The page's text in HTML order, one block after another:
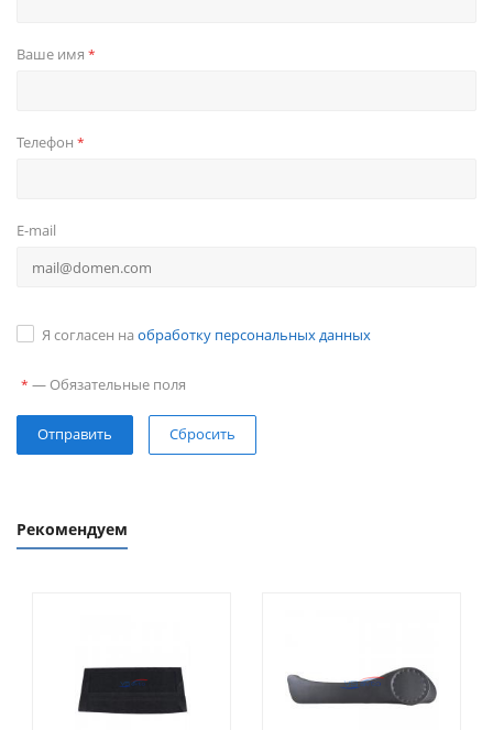
Ваше имя *
Телефон *
E-mail
Я согласен на обработку персональных данных
* — Обязательные поля
Сбросить
Рекомендуем